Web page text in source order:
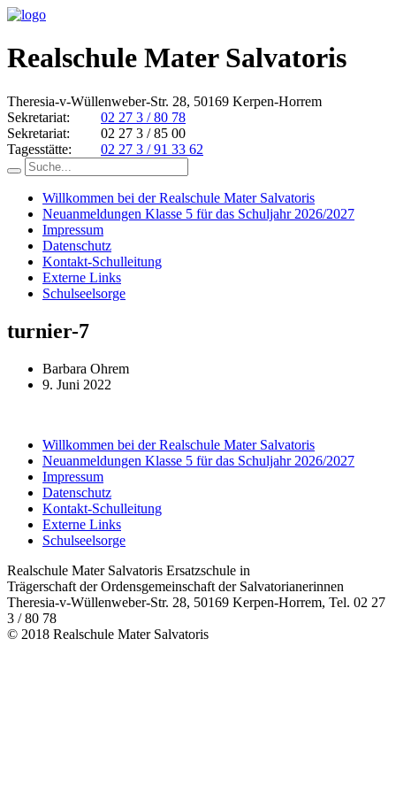
Realschule Mater Salvatoris
Theresia-v-Wüllenweber-Str. 28, 50169 Kerpen-Horrem
Sekretariat:
02 27 3 / 80 78
Sekretariat:
02 27 3 / 85 00
Tagesstätte:
02 27 3 / 91 33 62
Willkommen bei der Realschule Mater Salvatoris
Neuanmeldungen Klasse 5 für das Schuljahr 2026/2027
Impressum
Datenschutz
Kontakt-Schulleitung
Externe Links
Schulseelsorge
turnier-7
Barbara Ohrem
9. Juni 2022
Willkommen bei der Realschule Mater Salvatoris
Neuanmeldungen Klasse 5 für das Schuljahr 2026/2027
Impressum
Datenschutz
Kontakt-Schulleitung
Externe Links
Schulseelsorge
Realschule Mater Salvatoris Ersatzschule in
Trägerschaft der Ordensgemeinschaft der Salvatorianerinnen
Theresia-v-Wüllenweber-Str. 28, 50169 Kerpen-Horrem, Tel. 02 27
3 / 80 78
© 2018 Realschule Mater Salvatoris